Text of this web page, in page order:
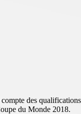
des
du Monde 2018.